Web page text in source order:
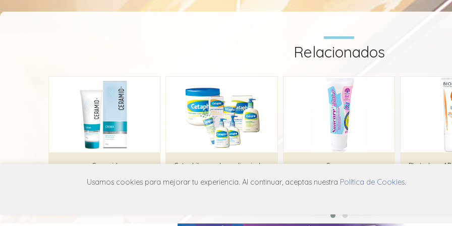
Relacionados
Ceramid
Interpharm
Cetaphil suave barra limpiadora
Galderma
Suncare
Gramon Millet
Usamos cookies para mejorar tu experiencia. Al continuar, aceptas nuestra Política de Cookies.